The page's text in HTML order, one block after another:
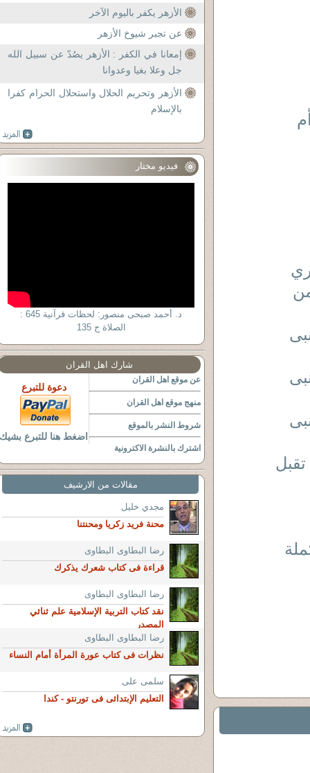
النبى ) (2 ) تكملة
الأزهر يكفر باليوم الآخر
عن تجبر شيوخ الأزهر
إمعانا في الكفر : الأزهر يصُدّ عن سبيل الله
جل وعلا بغيا وعدوانا
الأزهر وتحريم الحلال واستحلال الحرام كفرا
بالإسلام
فيديو مختار
د. أحمد صبحى منصور: لحظات قرآنية 645 :
الصلاة ج 135
شارك اهل القران
عن موقع اهل القران
منهج موقع اهل القران
شروط النشر بالموقع
اشترك بالنشرة الاكترونية
دعوة للتبرع
اضغط هنا للتبرع بشيك
مقالات من الارشيف
مجدي خليل
محنة فريد زكريا ومحنتنا
رضا البطاوى البطاوى
قراءة فى كتاب شعرك يذكرك
رضا البطاوى البطاوى
نقد كتاب التربية الإسلامية علم ثنائي
المصدر
رضا البطاوى البطاوى
نظرات فى كتاب عورة المرأة أمام النساء
سلمى على
التعليم الإبتدائى فى تورنتو - كندا